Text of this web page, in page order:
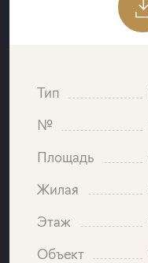
Тип
№
Площадь
Жилая
Этаж
Объект